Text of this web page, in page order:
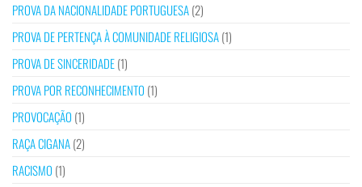
PROVA DA NACIONALIDADE PORTUGUESA(2)
PROVA DE PERTENÇA À COMUNIDADE RELIGIOSA(1)
PROVA DE SINCERIDADE(1)
PROVA POR RECONHECIMENTO (1)
PROVOCAÇÃO (1)
RAÇA CIGANA(2)
RACISMO (1)